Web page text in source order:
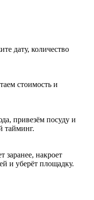
дату, количество
стоимость и
привезём посуду и
тайминг.
заранее, накроет
и уберёт площадку.